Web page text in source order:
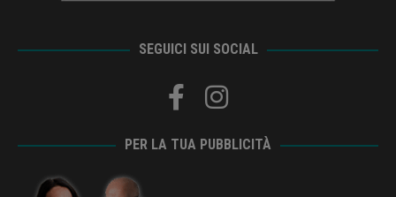
SEGUICI SUI SOCIAL
PER LA TUA PUBBLICITÀ